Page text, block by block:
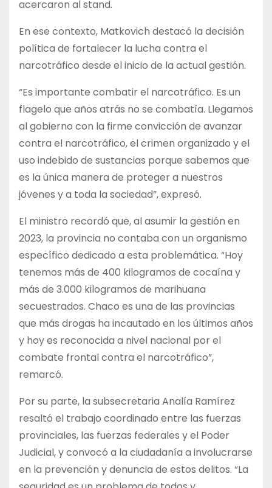
acercaron al stand.
En ese contexto, Matkovich destacó la decisión
política de fortalecer la lucha contra el
narcotráfico desde el inicio de la actual gestión.
“Es importante combatir el narcotráfico. Es un
flagelo que años atrás no se combatía. Llegamos
al gobierno con la firme convicción de avanzar
contra el narcotráfico, el crimen organizado y el
uso indebido de sustancias porque sabemos que
es la única manera de proteger a nuestros
jóvenes y a toda la sociedad”, expresó.
El ministro recordó que, al asumir la gestión en
2023, la provincia no contaba con un organismo
específico dedicado a esta problemática. “Hoy
tenemos más de 400 kilogramos de cocaína y
más de 3.000 kilogramos de marihuana
secuestrados. Chaco es una de las provincias
que más drogas ha incautado en los últimos años
y hoy es reconocida a nivel nacional por el
combate frontal contra el narcotráfico”,
remarcó.
Por su parte, la subsecretaria Analía Ramírez
resaltó el trabajo coordinado entre las fuerzas
provinciales, las fuerzas federales y el Poder
Judicial, y convocó a la ciudadanía a involucrarse
en la prevención y denuncia de estos delitos. “La